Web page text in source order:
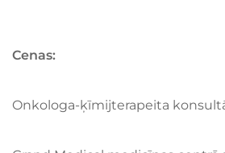
Cenas:
Onkologa-ķīmijterapeita